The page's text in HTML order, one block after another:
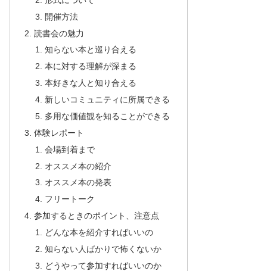
開催方法
読書会の魅力
知らない本と巡り合える
本に対する理解が深まる
本好きな人と知り合える
新しいコミュニティに所属できる
多用な価値観を知ることができる
体験レポート
会場到着まで
オススメ本の紹介
オススメ本の発表
フリートーク
参加するときのポイント、注意点
どんな本を紹介すればいいの
知らない人ばかりで怖くないか
どうやって参加すればいいのか